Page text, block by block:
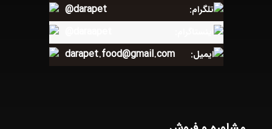
تلگرام: @darapet
ایمیل: darapet.food@gmail.com